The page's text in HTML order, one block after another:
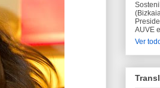
AUVE
Ver